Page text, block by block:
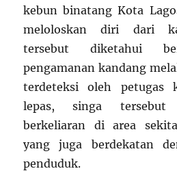
kebun binatang Kota
meloloskan diri dari
tersebut diketahui
pengamanan kandang
terdeteksi oleh petugas
lepas, singa tersebut
berkeliaran di area
yang juga berdekatan
penduduk.